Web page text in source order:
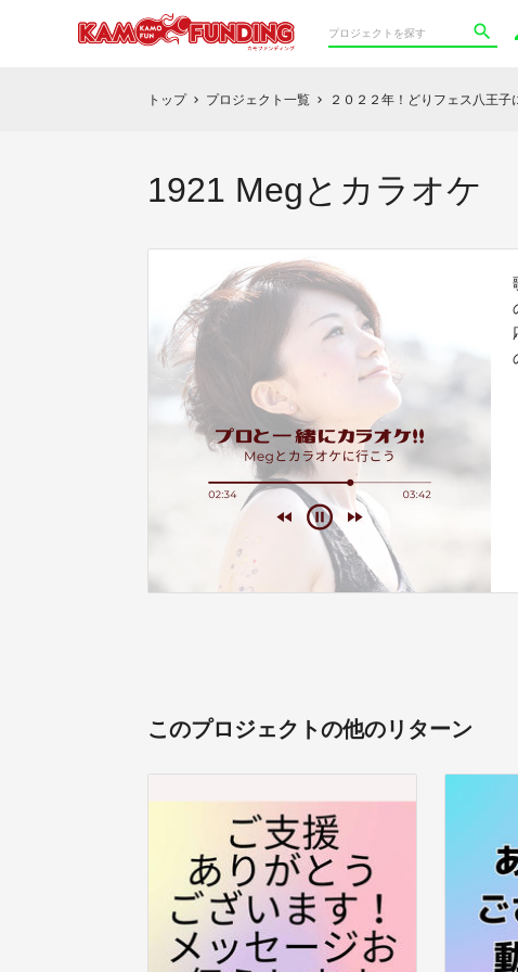
トップ chevron_right プロジェクト一覧 chevron_right ２０２２年！どりフェス八王
1921 Megとカラオケ
このプロジェクトの他のリターン